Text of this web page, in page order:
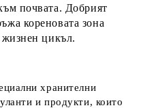
почвата. Добрият
кореновата зона
жизнен цикъл.
хранителни
и продукти, които